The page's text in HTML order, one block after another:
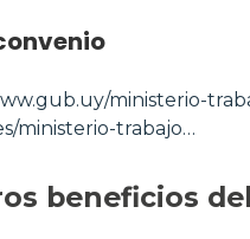
ministerio-
ministerio-trabajo…
beneficios